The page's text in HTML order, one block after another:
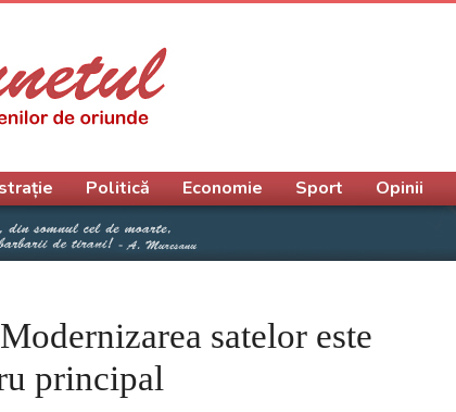
satelor este
principal
Politică Economie Sport Opinii